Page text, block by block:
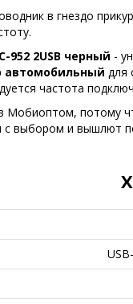
в гнездо
952 2USB черный -
для
частота
Мобиоптом, потому
выбором и вышлют